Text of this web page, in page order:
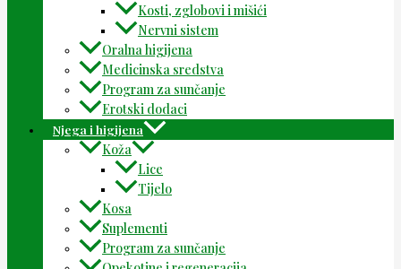
Kosti, zglobovi i mišići
Nervni sistem
Oralna higijena
Medicinska sredstva
Program za sunčanje
Erotski dodaci
Njega i higijena
Koža
Lice
Tijelo
Kosa
Suplementi
Program za sunčanje